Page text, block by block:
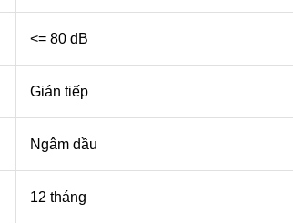
<= 80 dB
Gián tiếp
Ngâm dầu
12 tháng